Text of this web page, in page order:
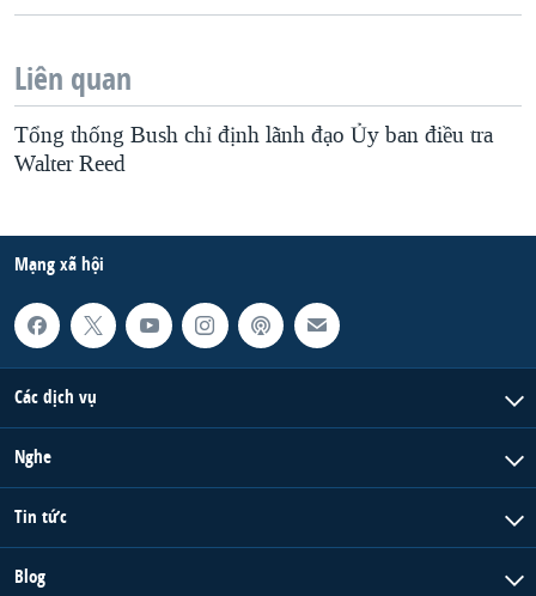
Liên quan
Tổng thống Bush chỉ định lãnh đạo Ủy ban điều tra
Walter Reed
Mạng xã hội
Các dịch vụ
Nghe
Tin tức
Blog